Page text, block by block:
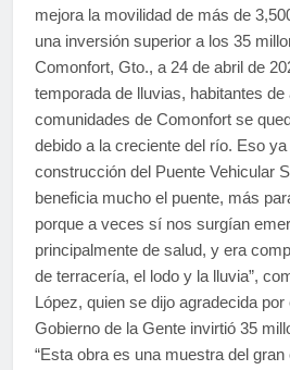
mejora la movilidad de más de
una inversión superior a los 35
Comonfort, Gto., a 24 de abril de
temporada de lluvias, habitantes
comunidades de Comonfort se
debido a la creciente del río. Eso
construcción del Puente Vehicular
beneficia mucho el puente, más
porque a veces sí nos surgían
principalmente de salud, y era
de terracería, el lodo y la lluvia”,
López, quien se dijo agradecida
Gobierno de la Gente invirtió 35
“Esta obra es una muestra del